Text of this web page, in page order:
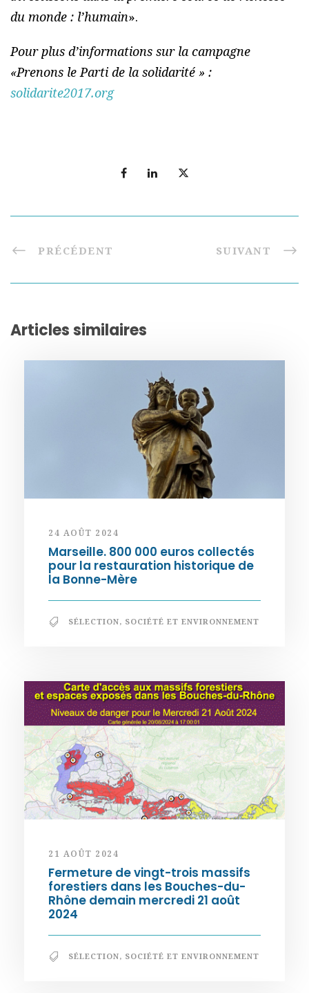
du monde : l’humain».
Pour plus d’informations sur la campagne
«Prenons le Parti de la solidarité » :
solidarite2017.org
PRÉCÉDENT SUIVANT
Articles similaires
24 AOÛT 2024
Marseille. 800 000 euros collectés
pour la restauration historique de
la Bonne-Mère
SÉLECTION, SOCIÉTÉ ET ENVIRONNEMENT
21 AOÛT 2024
Fermeture de vingt-trois massifs
forestiers dans les Bouches-du-
Rhône demain mercredi 21 août
2024
SÉLECTION, SOCIÉTÉ ET ENVIRONNEMENT